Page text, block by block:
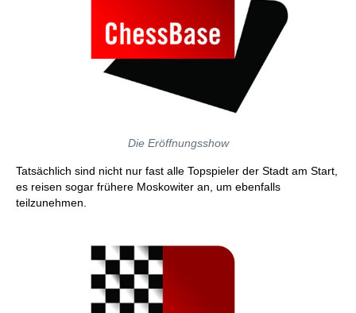
Die Eröffnungsshow
Tatsächlich sind nicht nur fast alle Topspieler der Stadt am Start,
es reisen sogar frühere Moskowiter an, um ebenfalls
teilzunehmen.